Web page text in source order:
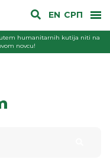
EN СРП
humanitarnih kutija niti na
novcu!